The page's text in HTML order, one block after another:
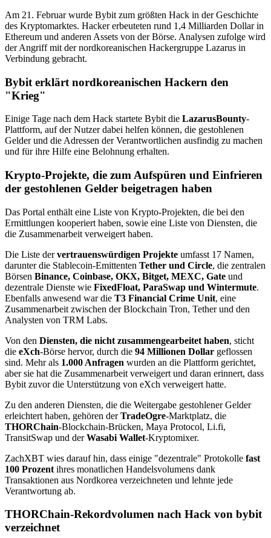
Am 21. Februar wurde Bybit zum größten Hack in der Geschichte
des Kryptomarktes. Hacker erbeuteten rund 1,4 Milliarden Dollar in
Ethereum und anderen Assets von der Börse. Analysen zufolge wird
der Angriff mit der nordkoreanischen Hackergruppe Lazarus in
Verbindung gebracht.
Bybit erklärt nordkoreanischen Hackern den
"Krieg"
Einige Tage nach dem Hack startete Bybit die LazarusBounty-
Plattform, auf der Nutzer dabei helfen können, die gestohlenen
Gelder und die Adressen der Verantwortlichen ausfindig zu machen
und für ihre Hilfe eine Belohnung erhalten.
Krypto-Projekte, die zum Aufspüren und Einfrieren
der gestohlenen Gelder beigetragen haben
Das Portal enthält eine Liste von Krypto-Projekten, die bei den
Ermittlungen kooperiert haben, sowie eine Liste von Diensten, die
die Zusammenarbeit verweigert haben.
Die Liste dervertrauenswürdigen Projekte umfasst 17 Namen,
darunter die Stablecoin-Emittenten Tether und Circle, die zentralen
Börsen Binance, Coinbase, OKX, Bitget, MEXC, Gate und
dezentrale Dienste wie FixedFloat, ParaSwap und Wintermute.
Ebenfalls anwesend war die T3 Financial Crime Unit, eine
Zusammenarbeit zwischen der Blockchain Tron, Tether und den
Analysten von TRM Labs.
Von den Diensten, die nicht zusammengearbeitet haben, sticht
die eXch-Börse hervor, durch die 94 Millionen Dollar geflossen
sind. Mehr als 1.000 Anfragen wurden an die Plattform gerichtet,
aber sie hat die Zusammenarbeit verweigert und daran erinnert, dass
Bybit zuvor die Unterstützung von eXch verweigert hatte.
Zu den anderen Diensten, die die Weitergabe gestohlener Gelder
erleichtert haben, gehören derTradeOgre-Marktplatz, die
THORChain-Blockchain-Brücken, Maya Protocol, Li.fi,
TransitSwap und derWasabi Wallet-Kryptomixer.
ZachXBT wies darauf hin, dass einige "dezentrale" Protokolle fast
100 Prozent ihres monatlichen Handelsvolumens dank
Transaktionen aus Nordkorea verzeichneten und lehnte jede
Verantwortung ab.
THORChain-Rekordvolumen nach Hack von bybit
verzeichnet